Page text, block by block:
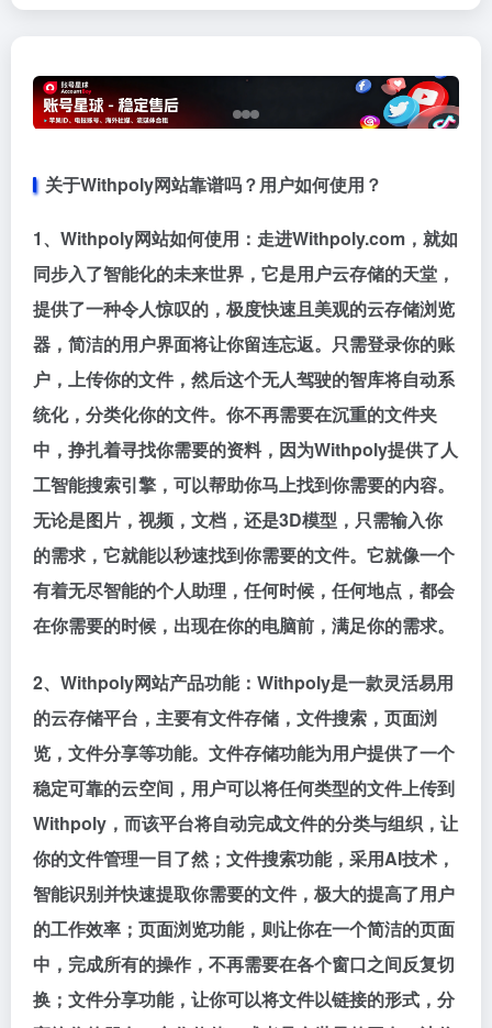
关于Withpoly网站靠谱吗？用户如何使用？
1、Withpoly网站如何使用：走进Withpoly.com，就如
同步入了智能化的未来世界，它是用户云存储的天堂，
提供了一种令人惊叹的，极度快速且美观的云存储浏览
器，简洁的用户界面将让你留连忘返。只需登录你的账
户，上传你的文件，然后这个无人驾驶的智库将自动系
统化，分类化你的文件。你不再需要在沉重的文件夹
中，挣扎着寻找你需要的资料，因为Withpoly提供了人
工智能搜索引擎，可以帮助你马上找到你需要的内容。
无论是图片，视频，文档，还是3D模型，只需输入你
的需求，它就能以秒速找到你需要的文件。它就像一个
有着无尽智能的个人助理，任何时候，任何地点，都会
在你需要的时候，出现在你的电脑前，满足你的需求。
2、Withpoly网站产品功能：Withpoly是一款灵活易用
的云存储平台，主要有文件存储，文件搜索，页面浏
览，文件分享等功能。文件存储功能为用户提供了一个
稳定可靠的云空间，用户可以将任何类型的文件上传到
Withpoly，而该平台将自动完成文件的分类与组织，让
你的文件管理一目了然；文件搜索功能，采用AI技术，
智能识别并快速提取你需要的文件，极大的提高了用户
的工作效率；页面浏览功能，则让你在一个简洁的页面
中，完成所有的操作，不再需要在各个窗口之间反复切
换；文件分享功能，让你可以将文件以链接的形式，分